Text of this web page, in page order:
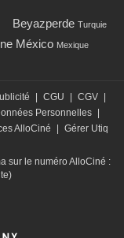
Beyazperde Turquie
México Mexique
| CGU | CGV |
Personnelles |
AlloCiné | Gérer Utiq
sur le numéro AlloCiné :